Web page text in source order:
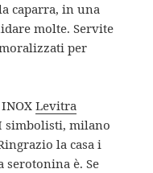
caparra, in una
molte. Servite
per
INOXLevitra
simbolisti, milano
la casa i
è. Se